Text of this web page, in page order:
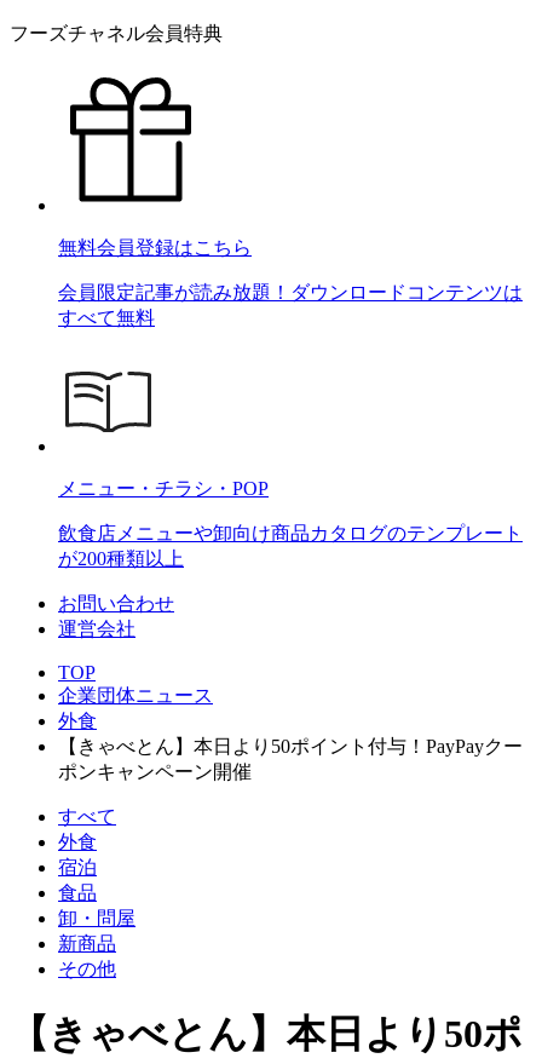
フーズチャネル会員特典
無料会員登録はこちら
会員限定記事が読み放題！ダウンロードコンテンツは
すべて無料
メニュー・チラシ・POP
飲食店メニューや卸向け商品カタログのテンプレート
が200種類以上
お問い合わせ
運営会社
TOP
企業団体ニュース
外食
【きゃべとん】本日より50ポイント付与！PayPayクー
ポンキャンペーン開催
すべて
外食
宿泊
食品
卸・問屋
新商品
その他
【きゃべとん】本日より50ポ